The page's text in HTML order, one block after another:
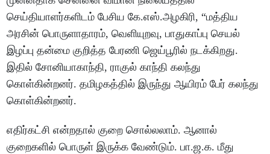
செய்தியாளர்களிடம் பேசிய கே.எஸ்.அழகிரி, “மத்திய
அரசின் பொருளாதாரம், வெளியுறவு, பாதுகாப்பு செயல்
இழப்பு தன்மை குறித்த பேரணி ஜெய்பூரில் நடக்கிறது.
இதில் சோனியாகாந்தி, ராகுல் காந்தி கலந்து
கொள்கின்றனர். தமிழகத்தில் இருந்து ஆயிரம் பேர் கலந்து
கொள்கின்றனர்.
எதிர்கட்சி என்றதால் குறை சொல்லலாம். ஆனால்
குறைகளில் பொருள் இருக்க வேண்டும். பா.ஜ.க. மீது